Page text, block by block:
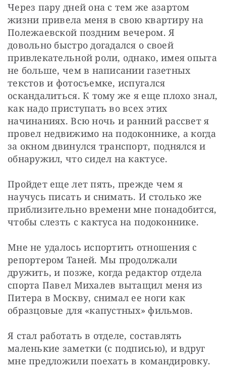
Через пару дней она с тем же азартом
жизни привела меня в свою квартиру на
Полежаевской поздним вечером. Я
довольно быстро догадался о своей
привлекательной роли, однако, имея опыта
не больше, чем в написании газетных
текстов и фотосъемке, испугался
оскандалиться. К тому же я еще плохо знал,
как надо приступать во всех этих
начинаниях. Всю ночь и ранний рассвет я
провел недвижимо на подоконнике, а когда
за окном двинулся транспорт, поднялся и
обнаружил, что сидел на кактусе.
Пройдет еще лет пять, прежде чем я
научусь писать и снимать. И столько же
приблизительно времени мне понадобится,
чтобы слезть с кактуса на подоконнике.
Мне не удалось испортить отношения с
репортером Таней. Мы продолжали
дружить, и позже, когда редактор отдела
спорта Павел Михалев вытащил меня из
Питера в Москву, снимал ее ноги как
образцовые для «капустных» фильмов.
Я стал работать в отделе, составлять
маленькие заметки (с подписью), и вдруг
мне предложили поехать в командировку.